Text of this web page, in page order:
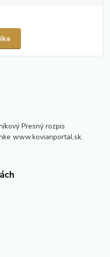
Presný rozpis
www.kovianportal.sk.